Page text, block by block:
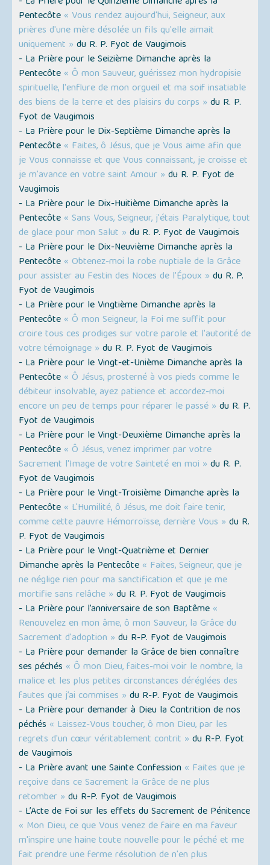
Pentecôte « Vous rendez aujourd'hui, Seigneur, aux
prières d'une mère désolée un fils qu'elle aimait
uniquement » du R. P. Fyot de Vaugimois
- La Prière pour le Seizième Dimanche après la
Pentecôte « Ô mon Sauveur, guérissez mon hydropisie
spirituelle, l'enflure de mon orgueil et ma soif insatiable
des biens de la terre et des plaisirs du corps » du R. P.
Fyot de Vaugimois
- La Prière pour le Dix-Septième Dimanche après la
Pentecôte « Faites, ô Jésus, que je Vous aime afin que
je Vous connaisse et que Vous connaissant, je croisse et
je m'avance en votre saint Amour » du R. P. Fyot de
Vaugimois
- La Prière pour le Dix-Huitième Dimanche après la
Pentecôte « Sans Vous, Seigneur, j'étais Paralytique, tout
de glace pour mon Salut » du R. P. Fyot de Vaugimois
- La Prière pour le Dix-Neuvième Dimanche après la
Pentecôte « Obtenez-moi la robe nuptiale de la Grâce
pour assister au Festin des Noces de l'Époux » du R. P.
Fyot de Vaugimois
- La Prière pour le Vingtième Dimanche après la
Pentecôte « Ô mon Seigneur, la Foi me suffit pour
croire tous ces prodiges sur votre parole et l'autorité de
votre témoignage » du R. P. Fyot de Vaugimois
- La Prière pour le Vingt-et-Unième Dimanche après la
Pentecôte « Ô Jésus, prosterné à vos pieds comme le
débiteur insolvable, ayez patience et accordez-moi
encore un peu de temps pour réparer le passé » du R. P.
Fyot de Vaugimois
- La Prière pour le Vingt-Deuxième Dimanche après la
Pentecôte « Ô Jésus, venez imprimer par votre
Sacrement l'Image de votre Sainteté en moi » du R. P.
Fyot de Vaugimois
- La Prière pour le Vingt-Troisième Dimanche après la
Pentecôte « L'Humilité, ô Jésus, me doit faire tenir,
comme cette pauvre Hémorroïsse, derrière Vous » du R.
P. Fyot de Vaugimois
- La Prière pour le Vingt-Quatrième et Dernier
Dimanche après la Pentecôte « Faites, Seigneur, que je
ne néglige rien pour ma sanctification et que je me
mortifie sans relâche » du R. P. Fyot de Vaugimois
- La Prière pour l’anniversaire de son Baptême «
Renouvelez en mon âme, ô mon Sauveur, la Grâce du
Sacrement d'adoption » du R-P. Fyot de Vaugimois
- La Prière pour demander la Grâce de bien connaître
ses péchés « Ô mon Dieu, faites-moi voir le nombre, la
malice et les plus petites circonstances déréglées des
fautes que j’ai commises » du R-P. Fyot de Vaugimois
- La Prière pour demander à Dieu la Contrition de nos
péchés « Laissez-Vous toucher, ô mon Dieu, par les
regrets d'un cœur véritablement contrit » du R-P. Fyot
de Vaugimois
- La Prière avant une Sainte Confession « Faites que je
reçoive dans ce Sacrement la Grâce de ne plus
retomber » du R-P. Fyot de Vaugimois
- L’Acte de Foi sur les effets du Sacrement de Pénitence
« Mon Dieu, ce que Vous venez de faire en ma faveur
m'inspire une haine toute nouvelle pour le péché et me
fait prendre une ferme résolution de n'en plus